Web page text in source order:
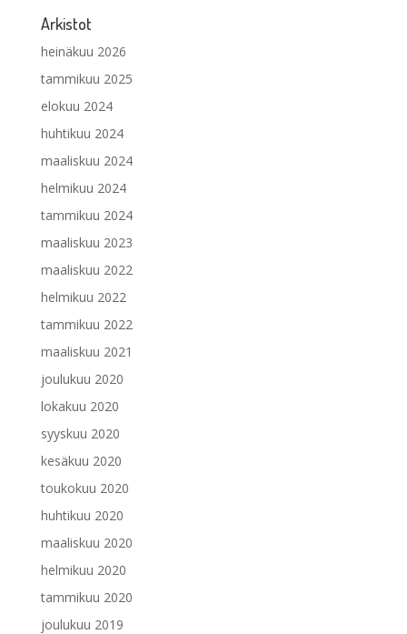
Arkistot
heinäkuu 2026
tammikuu 2025
elokuu 2024
huhtikuu 2024
maaliskuu 2024
helmikuu 2024
tammikuu 2024
maaliskuu 2023
maaliskuu 2022
helmikuu 2022
tammikuu 2022
maaliskuu 2021
joulukuu 2020
lokakuu 2020
syyskuu 2020
kesäkuu 2020
toukokuu 2020
huhtikuu 2020
maaliskuu 2020
helmikuu 2020
tammikuu 2020
joulukuu 2019